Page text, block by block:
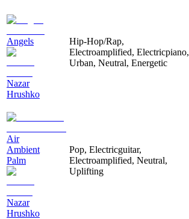
Angels
Nazar
Hrushko
Hip-Hop/Rap,
Electroamplified, Electricpiano,
Urban, Neutral, Energetic
Air
Ambient
Palm
Nazar
Hrushko
Pop, Electricguitar,
Electroamplified, Neutral,
Uplifting